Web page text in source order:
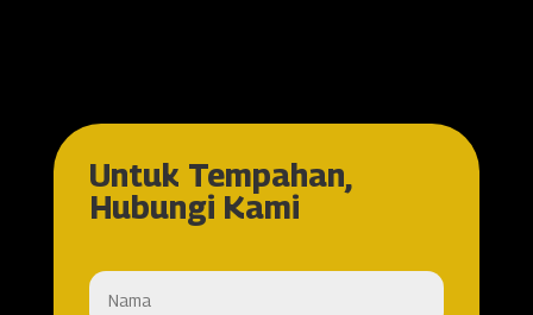
Untuk Tempahan,
Hubungi Kami